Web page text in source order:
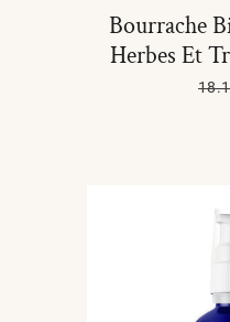
Bourrache
Herbes Et